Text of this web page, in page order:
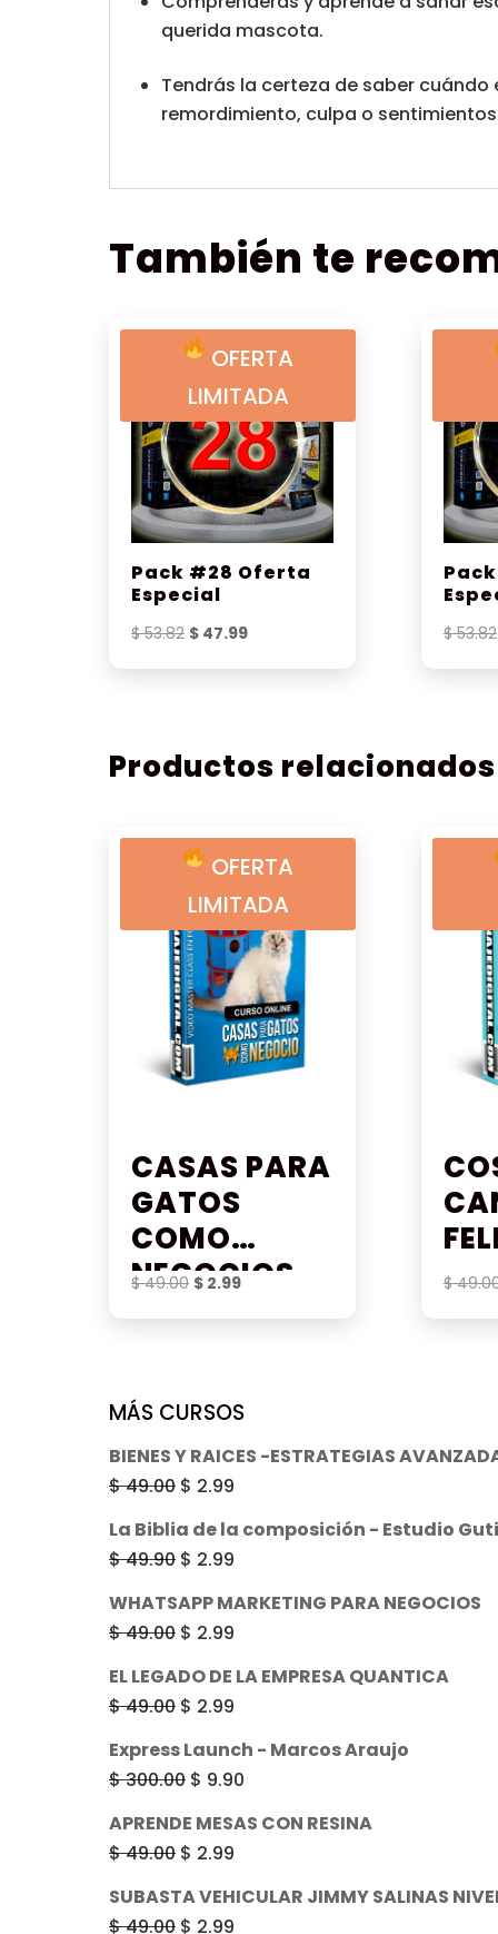
querida mascota.
Tendrás la certeza de saber
remordimiento, culpa o
También te
OFERTA
LIMITADA
Pack #28 Oferta
Especial
$53.82 El
$ 47.99El
$53.82
Productos relacionados
OFERTA
LIMITADA
CASAS PARA
GATOS
COMO
NEGOCIOS
$49.00 El
$ 2.99El
$
MÁS CURSOS
BIENES Y RAICES -ESTRATEGIAS
$49.00 El
original
era:
$ 49.00.
$ 2.99
actual
$ 2.99.
La Biblia de la composición - Estudio Guti
$49.90 El
original
era:
$ 49.90.
$ 2.99
$ 2.99.
WHATSAPP MARKETING PARA NEGOCIOS
$49.00 El
original
era:
$ 49.00.
$ 2.99
$ 2.99.
EL LEGADO DE LA EMPRESA QUANTICA
$49.00 El
original
era:
$ 49.00.
$ 2.99
$ 2.99.
Express Launch - Marcos Araujo
$300.00 El
$ 300.00.
$ 9.90
$ 9.90.
APRENDE MESAS CON RESINA
$49.00 El
original
$ 2.99
SUBASTA VEHICULAR JIMMY SALINAS
$49.00 El
$ 2.99